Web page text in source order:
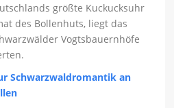
größte Kuckucksuhr
des Bollenhuts, liegt das
Vogtsbauernhöfe
Schwarzwaldromantik an